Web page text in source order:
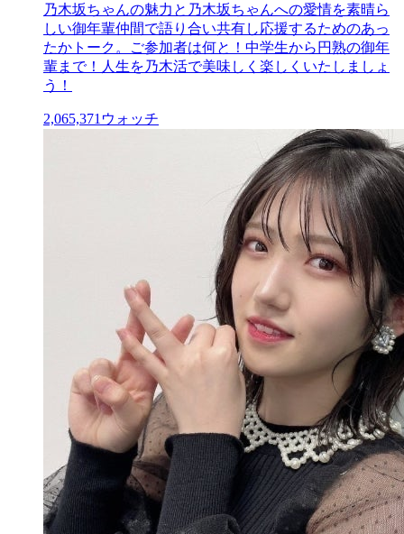
乃木坂ちゃんの魅力と乃木坂ちゃんへの愛情を素晴ら
しい御年輩仲間で語り合い共有し応援するためのあっ
たかトーク。ご参加者は何と！中学生から円熟の御年
輩まで！人生を乃木活で美味しく楽しくいたしましょ
う！
2,065,371 ウォッチ